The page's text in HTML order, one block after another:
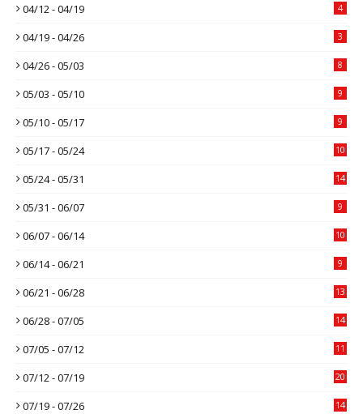
04/12 - 04/19 4
04/19 - 04/26 3
04/26 - 05/03 8
05/03 - 05/10 9
05/10 - 05/17 9
05/17 - 05/24 10
05/24 - 05/31 14
05/31 - 06/07 9
06/07 - 06/14 10
06/14 - 06/21 9
06/21 - 06/28 13
06/28 - 07/05 14
07/05 - 07/12 11
07/12 - 07/19 20
07/19 - 07/26 14